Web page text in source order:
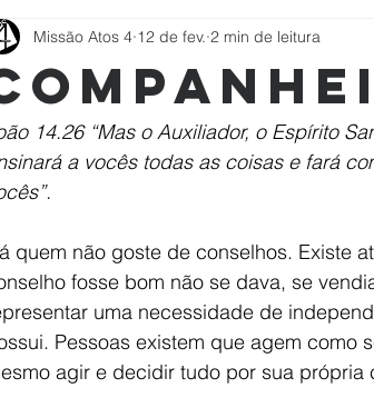
Missão Atos 4 12 de fev. 2 min de leitura
14.26 “Mas o Auxiliador, o Espírito
a vocês todas as coisas e fará
quem não goste de conselhos. Existe
fosse bom não se dava, se
uma necessidade de
Pessoas existem que agem como
agir e decidir tudo por sua própria